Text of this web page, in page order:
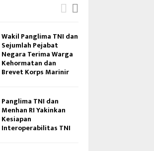
Wakil Panglima TNI dan
Sejumlah Pejabat
Negara Terima Warga
Kehormatan dan
Brevet Korps Marinir
Panglima TNI dan
Menhan RI Yakinkan
Kesiapan
Interoperabilitas TNI